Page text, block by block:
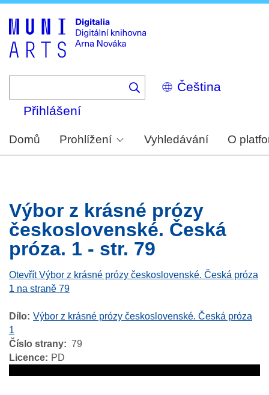
Select
your
Přihlášení
Domů Prohlížení Vyhledávání O
Výbor z krásné prózy
československé. Česká
próza. 1 - str. 79
Otevřít Výbor z krásné prózy československé. Česká próza
1 na straně 79
Dílo Výbor z krásné prózy československé. Česká próza
1
Číslo strany
79
Licence
PD